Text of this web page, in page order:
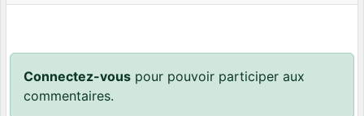
Connectez-vous pour pouvoir participer aux
commentaires.